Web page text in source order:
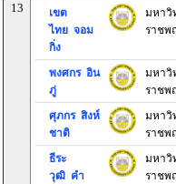
13
เขต
ไทย จอม
กิ่ง
มหาวิ
ราชพ
พงศกร อิน
ภู่
มหาวิ
ราชพ
ศุภกร สิงห์
ชาติ
มหาวิ
ราชพ
ธีระ
วุฒิ คำ
มหาวิ
ราชพ